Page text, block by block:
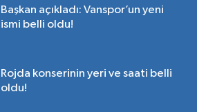
Başkan açıkladı: Vanspor’un yeni
ismi belli oldu!
Rojda konserinin yeri ve saati belli
oldu!